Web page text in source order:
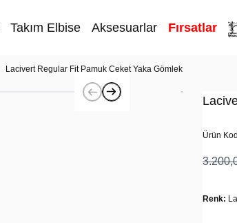
Takım Elbise Aksesuarlar Fırsatlar
Lacivert Regular Fit Pamuk Ceket Yaka Gömlek
Ürün
Renk: